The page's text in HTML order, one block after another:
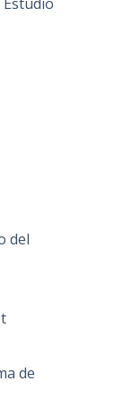
del
de